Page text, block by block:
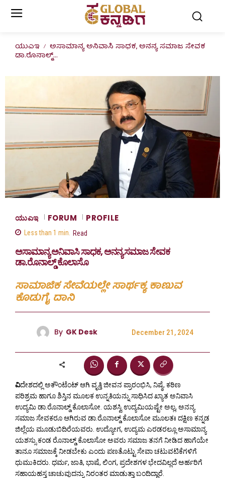
ಯುಎಇ ಅಸಾಮಾನ್ಯ ಅನಿವಾಸಿ ಸಾಧಕ, ಅನನ್ಯ ಸಮಾಜ ಸೇವಕ
ಡಾ.ರೊನಾಲ್ಡ್...
ಯುಎಇ FORUM PROFILE
Less than 1 min. Read
ಅಸಾಮಾನ್ಯ ಅನಿವಾಸಿ ಸಾಧಕ, ಅನನ್ಯ ಸಮಾಜ ಸೇವಕ
ಡಾ.ರೊನಾಲ್ಡ್ ಕೊಲಾಸೊ
ಸಾಮಾಜಿಕ ಸೇವೆಯಲ್ಲೇ ಸಾರ್ಥಕ್ಯ ಕಾಣುವ
ಕೊಡುಗೈ ದಾನಿ
By GK Desk December 21, 2024
ವಿದೇಶದಲ್ಲಿ ಅಕೌಂಟೆಂಟ್ ಆಗಿ ವೃತ್ತಿ ಜೀವನ ಪ್ರಾರಂಭಿಸಿ, ನಿಷ್ಠೆ, ಕಠಿಣ
ಪರಿಶ್ರಮ ಹಾಗೂ ಶಿಸ್ತಿನ ಮೂಲಕ ಉನ್ನತಿಯನ್ನು ಸಾಧಿಸಿದ ಖ್ಯಾತ ಅನಿವಾಸಿ
ಉದ್ಯಮಿ ಡಾ.ರೊನಾಲ್ಡ್ ಕೊಲಾಸೋ. ಯಶಸ್ವಿ ಉದ್ಯಮಿಯಷ್ಟೇ ಅಲ್ಲ, ಅನನ್ಯ
ಸಮಾಜ ಸೇವಕರೂ ಆಗಿರುವ ಡಾ.ರೊನಾಲ್ಡ್ ಕೊಲಾಸೋ ಮೂಲತಃ ದಕ್ಷಿಣ ಕನ್ನಡ
ಜಿಲ್ಲೆಯ ಮೂಡುಬಿದಿರೆಯವರು. ಉದ್ಯೋಗ, ಉದ್ಯಮ ಎರಡರಲ್ಲೂ ಅಸಾಮಾನ್ಯ
ಯಶಸ್ಸು ಕಂಡ ರೊನಾಲ್ಡ್ ಕೊಲಾಸೋ ಅವರು ಸಮಾಜ ತನಗೆ ನೀಡಿದ ಹಾಗೆಯೇ
ತಾನೂ ಸಮಾಜಕ್ಕೆ ನೀಡಬೇಕು ಎಂದು ಪಣತೊಟ್ಟು ಸೇವಾ ಚಟುವಟಿಕೆಗಳಿಗೆ
ಧುಮುಕಿದರು. ಧರ್ಮ, ಜಾತಿ, ಭಾಷೆ, ಲಿಂಗ, ಪ್ರದೇಶಗಳ ಭೇದವಿಲ್ಲದೆ ಅರ್ಹರಿಗೆ
ಸಹಾಯಹಸ್ತ ಚಾಚುವುದನ್ನು ನಿರಂತರ ಮಾಡುತ್ತಾ ಬಂದಿದ್ದಾರೆ.